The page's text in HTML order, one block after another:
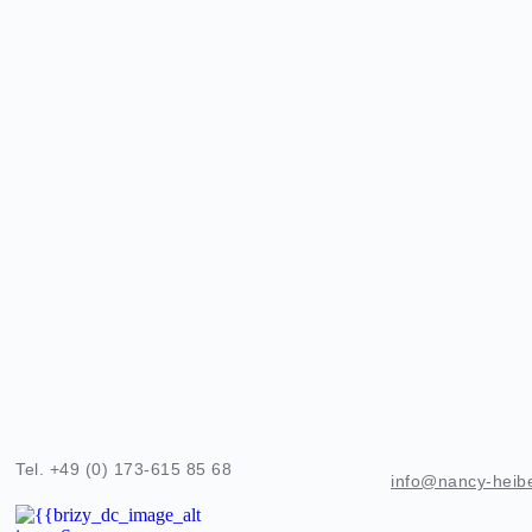
Tel. +49 (0) 173-615 85 68
info@nancy-